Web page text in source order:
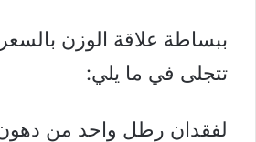
ببساطة علاقة الوزن
تتجلى في ما يلي:
لفقدان رطل واحد من